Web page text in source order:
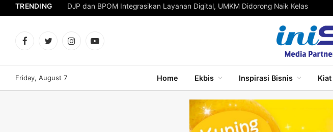
TRENDING DJP dan BPOM Integrasikan Layanan Digital, UMKM Didorong Naik Kelas
FacebookTwitterInstagramYouTube
Friday, August 7 Home Ekbis Inspirasi Bisnis